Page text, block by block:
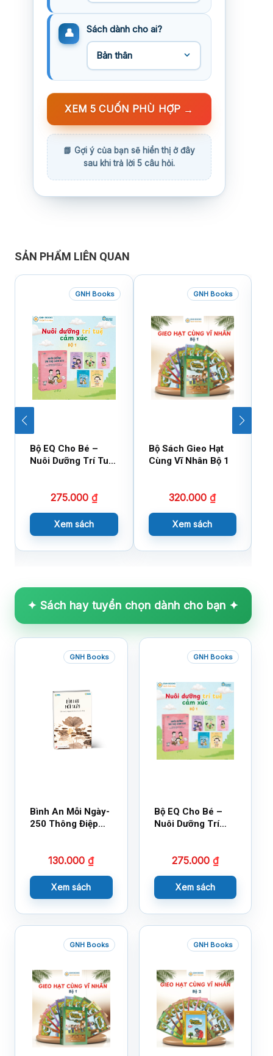
Sách dành cho ai?
XEM 5 CUỐN PHÙ HỢP →
SẢN PHẨM LIÊN QUAN
GNH Books
Bộ EQ Cho Bé –
Nuôi Dưỡng Trí Tuệ
275.000 ₫
Xem sách
GNH Books
Bộ Sách Gieo Hạt
Cùng Vĩ Nhân Bộ 1
320.000₫
Xem sách
✦ Sách hay tuyển chọn dành cho bạn ✦
GNH Books
Bình An Mỗi Ngày-
250 Thông Điệp
130.000₫
Xem sách
GNH Books
Bộ EQ Cho Bé –
Nuôi Dưỡng Trí
275.000 ₫
Xem sách
GNH Books GNH Books